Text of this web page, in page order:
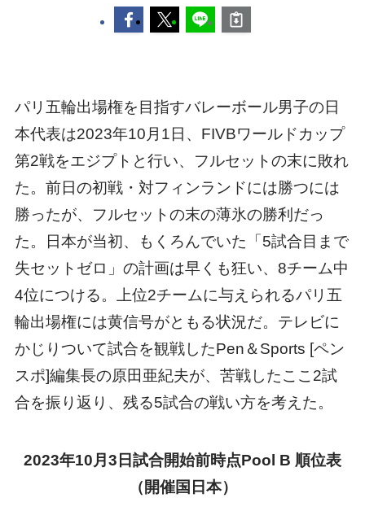
パリ五輪出場権を目指すバレーボール男子の日
本代表は2023年10月1日、FIVBワールドカップ
第2戦をエジプトと行い、フルセットの末に敗れ
た。前日の初戦・対フィンランドには勝つには
勝ったが、フルセットの末の薄氷の勝利だっ
た。日本が当初、もくろんでいた「5試合目まで
失セットゼロ」の計画は早くも狂い、8チーム中
4位につける。上位2チームに与えられるパリ五
輪出場権には黄信号がともる状況だ。テレビに
かじりついて試合を観戦したPen＆Sports [ペン
スポ]編集長の原田亜紀夫が、苦戦したここ2試
合を振り返り、残る5試合の戦い方を考えた。
2023年10月3日試合開始前時点Pool B 順位表
（開催国日本）